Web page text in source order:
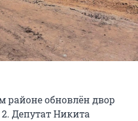
районе обновлён двор
Депутат Никита